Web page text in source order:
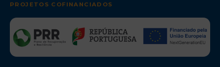
PROJETOS COFINANCIADOS